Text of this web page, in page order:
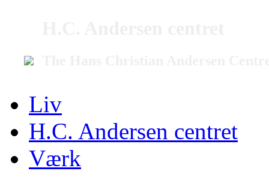
Liv
H.C. Andersen centret
Værk